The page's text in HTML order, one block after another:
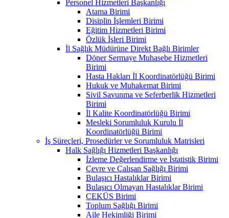
Personel Hizmetleri Başkanlığı
Atama Birimi
Disiplin İşlemleri Birimi
Eğitim Hizmetleri Birimi
Özlük İşleri Birimi
İl Sağlık Müdürüne Direkt Bağlı Birimler
Döner Sermaye Muhasebe Hizmetleri
Birimi
Hasta Hakları İl Koordinatörlüğü Birimi
Hukuk ve Muhakemat Birimi
Sivil Savunma ve Seferberlik Hizmetleri
Birimi
İl Kalite Koordinatörlüğü Birimi
Mesleki Sorumluluk Kurulu İl
Koordinatörlüğü Birimi
İş Süreçleri, Prosedürler ve Sorumluluk Matrisleri
Halk Sağlığı Hizmetleri Başkanlığı
İzleme Değerlendirme ve İstatistik Birimi
Çevre ve Çalışan Sağlığı Birimi
Bulaşıcı Hastalıklar Birimi
Bulaşıcı Olmayan Hastalıklar Birimi
ÇEKÜS Birimi
Toplum Sağlığı Birimi
Aile Hekimliği Birimi